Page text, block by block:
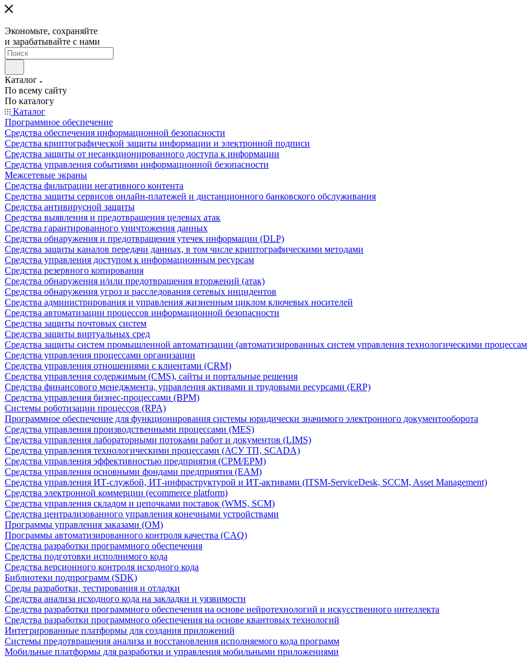
Экономьте, сохраняйте
и зарабатывайте с нами
Каталог
По всему сайту
По каталогу
Каталог
Программное обеспечение
Средства обеспечения информационной безопасности
Средства криптографической защиты информации и электронной подписи
Средства защиты от несанкционированного доступа к информации
Средства управления событиями информационной безопасности
Межсетевые экраны
Средства фильтрации негативного контента
Средства защиты сервисов онлайн-платежей и дистанционного банковского обслуживания
Средства антивирусной защиты
Средства выявления и предотвращения целевых атак
Средства гарантированного уничтожения данных
Средства обнаружения и предотвращения утечек информации (DLP)
Средства защиты каналов передачи данных, в том числе криптографическими методами
Средства управления доступом к информационным ресурсам
Средства резервного копирования
Средства обнаружения и/или предотвращения вторжений (атак)
Средства обнаружения угроз и расследования сетевых инцидентов
Средства администрирования и управления жизненным циклом ключевых носителей
Средства автоматизации процессов информационной безопасности
Средства защиты почтовых систем
Средства защиты виртуальных сред
Средства защиты систем промышленной автоматизации (автоматизированных систем управления технологическими
Средства управления процессами организации
Средства управления отношениями с клиентами (CRM)
Средства управления содержимым (CMS), сайты и портальные решения
Средства финансового менеджмента, управления активами и трудовыми ресурсами (ERP)
Средства управления бизнес-процессами (BPM)
Системы роботизации процессов (RPA)
Программное обеспечение для функционирования системы юридически значимого электронного документооборота
Средства управления производственными процессами (MES)
Средства управления лабораторными потоками работ и документов (LIMS)
Средства управления технологическими процессами (АСУ ТП, SCADA)
Средства управления эффективностью предприятия (CPM/EPM)
Средства управления основными фондами предприятия (EAM)
Средства управления ИТ-службой, ИТ-инфраструктурой и ИТ-активами (ITSM-ServiceDesk, SCCM, Asset Management)
Средства электронной коммерции (ecommerce platform)
Средства управления складом и цепочками поставок (WMS, SCM)
Средства централизованного управления конечными устройствами
Программы управления заказами (OM)
Программы автоматизированного контроля качества (CAQ)
Средства разработки программного обеспечения
Средства подготовки исполнимого кода
Средства версионного контроля исходного кода
Библиотеки подпрограмм (SDK)
Среды разработки, тестирования и отладки
Средства анализа исходного кода на закладки и уязвимости
Средства разработки программного обеспечения на основе нейротехнологий и искусственного интеллекта
Средства разработки программного обеспечения на основе квантовых технологий
Интегрированные платформы для создания приложений
Системы предотвращения анализа и восстановления исполняемого кода программ
Мобильные платформы для разработки и управления мобильными приложениями